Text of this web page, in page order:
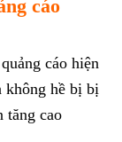
cáo
cáo hiện
không hề bị bị
tăng cao